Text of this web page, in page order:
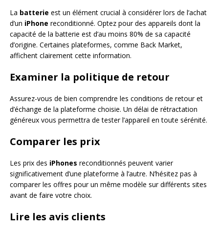
La batterie est un élément crucial à considérer lors de l’achat
d’un iPhone reconditionné. Optez pour des appareils dont la
capacité de la batterie est d’au moins 80% de sa capacité
d’origine. Certaines plateformes, comme Back Market,
affichent clairement cette information.
Examiner la politique de retour
Assurez-vous de bien comprendre les conditions de retour et
d’échange de la plateforme choisie. Un délai de rétractation
généreux vous permettra de tester l’appareil en toute sérénité.
Comparer les prix
Les prix des iPhones reconditionnés peuvent varier
significativement d’une plateforme à l’autre. N’hésitez pas à
comparer les offres pour un même modèle sur différents sites
avant de faire votre choix.
Lire les avis clients